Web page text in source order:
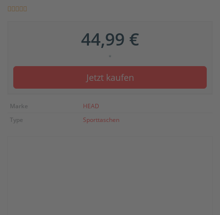
44,99 €
*
Jetzt kaufen
Marke
HEAD
Type
Sporttaschen